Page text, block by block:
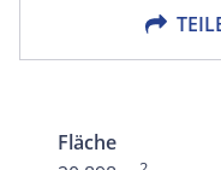
Fläche